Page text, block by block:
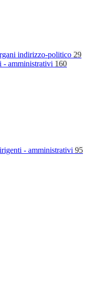
indirizzo-politico 29
- amministrativi 160
- amministrativi 95